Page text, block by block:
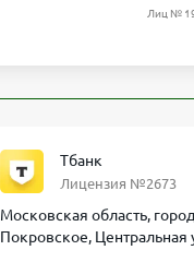
Лиц №
Тбанк
Лицензия №2673
Московская область,
Покровское, Центральная